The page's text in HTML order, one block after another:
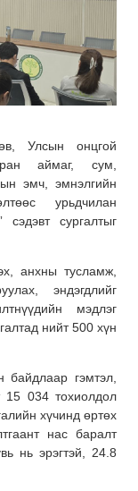
Улсын онцгой
аймаг, сум,
эмч, эмнэлгийн
урьдчилан
сэдэвт сургалтыг
анхны тусламж,
эндэгдлийг
мэдлэг
нийт 500 хүн
байдлаар гэмтэл,
15 034 тохиолдол
хүчинд өртөх
нас баралт
нь эрэгтэй, 24.8